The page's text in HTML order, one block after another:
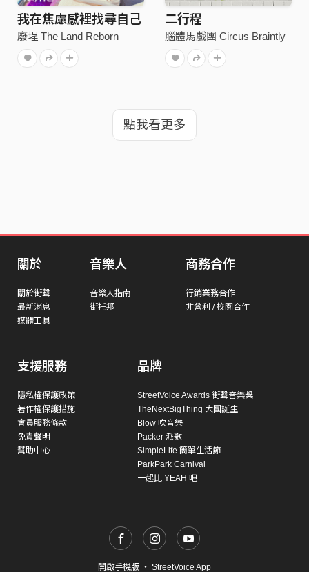
我在焦慮感裡找尋自己
廢埕 The Land Reborn
二行程
腦體馬戲團 Circus Braintly
點我看更多
關於
關於街聲
最新消息
媒體工具
音樂人
音樂人指南
街托邦
商務合作
行銷業務合作
非營利 / 校園合作
支援服務
隱私權保護政策
著作權保護措施
會員服務條款
免責聲明
幫助中心
品牌
StreetVoice Awards 街聲音樂獎
TheNextBigThing 大團誕生
Blow 吹音樂
Packer 派歌
SimpleLife 簡單生活節
ParkPark Carnival
一起比 YEAH 吧
開啟手機版 ・ StreetVoice App